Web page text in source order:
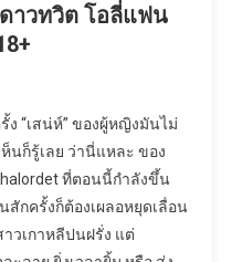
าวทวิต โอลี่แฟน
ง “เสน่ห์” ของผู้หญิงมันไม่
นก็รู้เลย ว่านี่แหละ ของ
ที่ตอนนี้กำลังขึ้น
กครั้งก็ต้องเผลอหยุดเลื่อน
วเกาหลีปนฝรั่ง แต่